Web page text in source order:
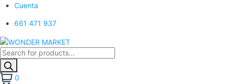
Cuenta
661 471 937
Búsqueda
de
productos
0